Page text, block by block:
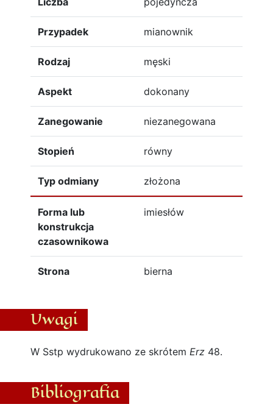
Przypadek mianownik
Rodzaj męski
Aspekt dokonany
Zanegowanie niezanegowana
Stopień równy
Typ odmiany złożona
Forma lub
konstrukcja
czasownikowa
imiesłów
Strona bierna
Uwagi
W Sstp wydrukowano ze skrótem Erz 48.
Bibliografia